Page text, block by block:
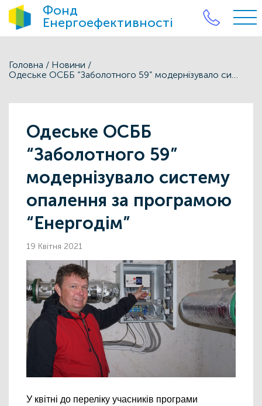
Фонд
Енергоефективності
Головна / Новини /
Одеське ОСББ “Заболотного 59” модернізувало систему опалення за програмою “Енергодім”
Одеське ОСББ
“Заболотного 59”
модернізувало систему
опалення за програмою
“Енергодім”
19 Квітня 2021
У квітні до переліку учасників програми